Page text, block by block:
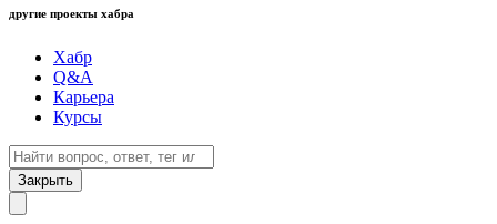
другие проекты хабра
Хабр
Q&A
Карьера
Курсы
Закрыть